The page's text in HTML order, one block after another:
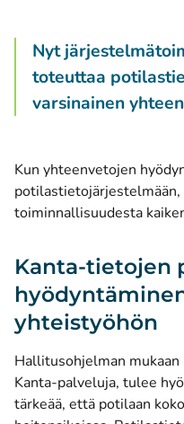
Nyt
toteuttaa
varsinainen
Kun yhteenvetojen
toiminnallisuudesta
Kanta-tietojen
yhteistyöhön
Hallitusohjelman
Kanta-palveluja, tulee
tärkeää, että potilaan